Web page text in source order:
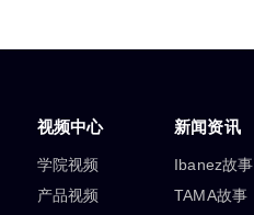
视频中心
学院视频
产品视频
新闻资讯
Ibanez故事
TAMA故事